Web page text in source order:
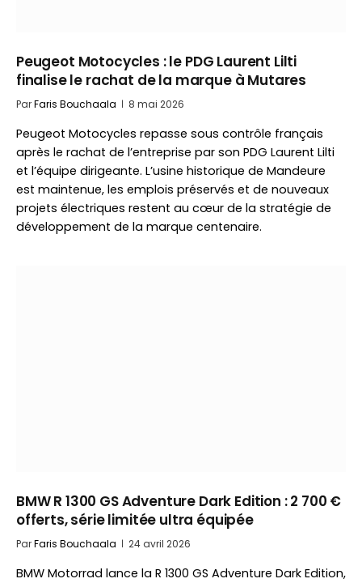
Peugeot Motocycles : le PDG Laurent Lilti
finalise le rachat de la marque à Mutares
ParFaris Bouchaala 8 mai 2026
Peugeot Motocycles repasse sous contrôle français
après le rachat de l’entreprise par son PDG Laurent Lilti
et l’équipe dirigeante. L’usine historique de Mandeure
est maintenue, les emplois préservés et de nouveaux
projets électriques restent au cœur de la stratégie de
développement de la marque centenaire.
BMW R 1300 GS Adventure Dark Edition : 2 700 €
offerts, série limitée ultra équipée
ParFaris Bouchaala 24 avril 2026
BMW Motorrad lance la R 1300 GS Adventure Dark Edition,